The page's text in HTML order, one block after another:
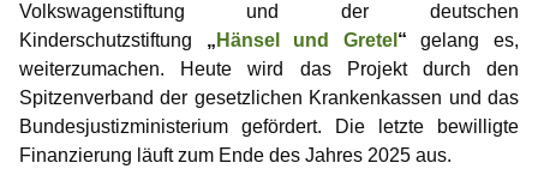
Volkswagenstiftung und der deutschen
Kinderschutzstiftung „ Hänsel und Gretel “ gelang es,
weiterzumachen. Heute wird das Projekt durch den
Spitzenverband der gesetzlichen Krankenkassen und das
Bundesjustizministerium gefördert. Die letzte bewilligte
Finanzierung läuft zum Ende des Jahres 2025 aus.